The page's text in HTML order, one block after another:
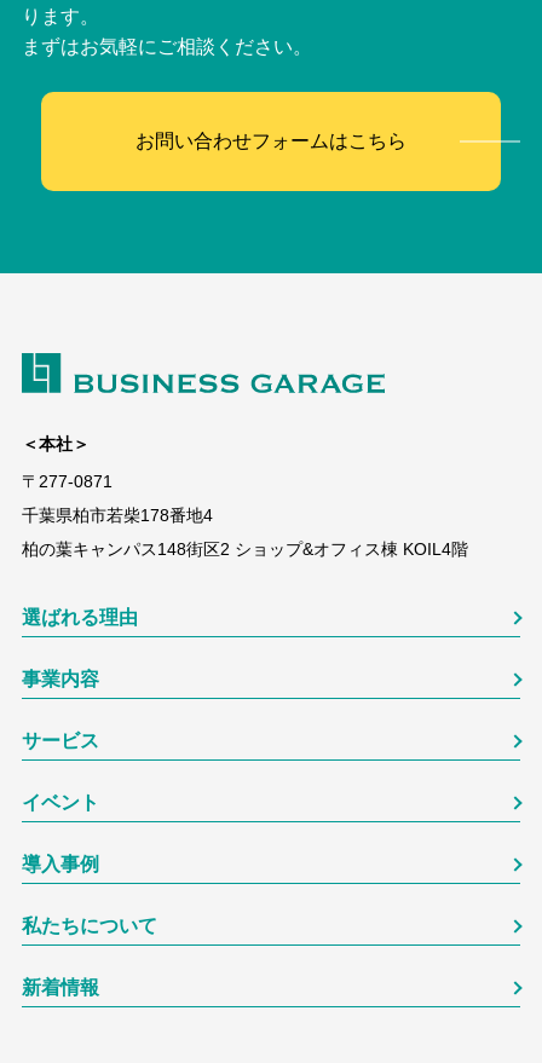
ります。
まずはお気軽にご相談ください。
お問い合わせフォームはこちら
＜本社＞
〒277-0871
千葉県柏市若柴178番地4
柏の葉キャンパス148街区2 ショップ&オフィス棟 KOIL4階
選ばれる理由
事業内容
サービス
イベント
導入事例
私たちについて
新着情報